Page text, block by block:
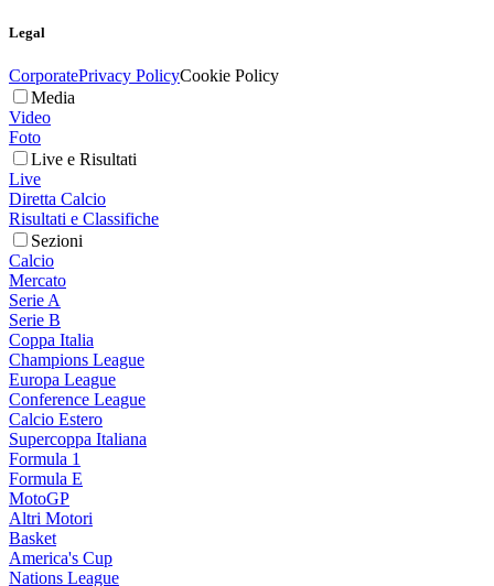
Legal
CorporatePrivacy PolicyCookie Policy
Media
Video
Foto
Live e Risultati
Live
Diretta Calcio
Risultati e Classifiche
Sezioni
Calcio
Mercato
Serie A
Serie B
Coppa Italia
Champions League
Europa League
Conference League
Calcio Estero
Supercoppa Italiana
Formula 1
Formula E
MotoGP
Altri Motori
Basket
America's Cup
Nations League